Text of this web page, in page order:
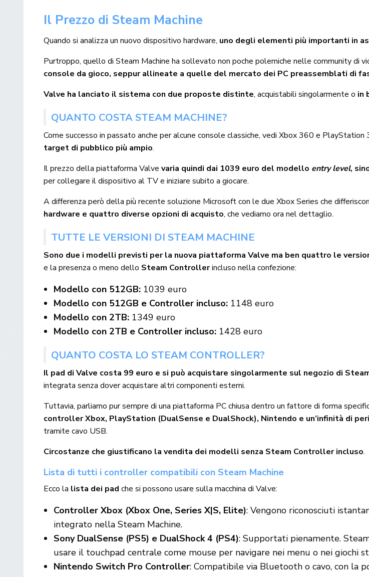
Il Prezzo di Steam Machine
Quando si analizza un nuovo dispositivo hardware, uno degli elementi più importanti in
Purtroppo, quello di Steam Machine ha sollevato non poche polemiche nelle community di
console da gioco, seppur allineate a quelle del mercato dei PC preassemblati di
Valve ha lanciato il sistema con due proposte distinte, acquistabili singolarmente o in
QUANTO COSTA STEAM MACHINE?
Come successo in passato anche per alcune console classiche, vedi Xbox 360 e PlayStation
target di pubblico più ampio.
Il prezzo della piattaforma Valvevaria quindi dai 1039 euro del modello entry level,
per collegare il dispositivo al TV e iniziare subito a giocare.
A differenza però della più recente soluzione Microsoft con le due Xbox Series che
hardware e quattro diverse opzioni di acquisto, che vediamo ora nel dettaglio.
TUTTE LE VERSIONI DI STEAM MACHINE
Sono due i modelli previsti per la nuova piattaforma Valve ma ben quattro le
e la presenza o meno dello Steam Controllerincluso nella confezione:
Modello con 512GB: 1039 euro
Modello con 512GB e Controller incluso: 1148 euro
Modello con 2TB: 1349 euro
Modello con 2TB e Controller incluso: 1428 euro
QUANTO COSTA LO STEAM CONTROLLER?
Il pad di Valve costa 99 euro e si può acquistare singolarmente sul negozio di
integrata senza dover acquistare altri componenti esterni.
Tuttavia, parliamo pur sempre di una piattaforma PC chiusa dentro un fattore di forma
controller Xbox, PlayStation (DualSense e DualShock), Nintendo e un’infinità di
tramite cavo USB.
Circostanze che giustificano la vendita dei modelli senza Steam Controller incluso.
Lista di tutti i controller compatibili con Steam Machine
Ecco la lista dei pad che si possono usare sulla macchina di Valve:
Controller Xbox (Xbox One, Series X|S, Elite): Vengono riconosciuti
integrato nella Steam Machine.
Sony DualSense (PS5) e DualShock 4 (PS4): Supportati pienamente.
usare il touchpad centrale come mouse per navigare nei menu o nei giochi
Nintendo Switch Pro Controller: Compatibile via Bluetooth o cavo, con la